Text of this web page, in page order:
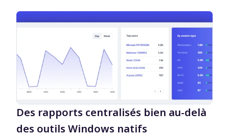
Des rapports centralisés bien au-delà
des outils Windows natifs